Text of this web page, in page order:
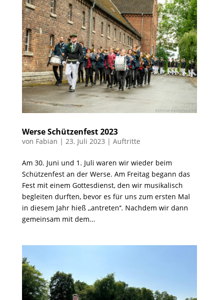
Werse Schützenfest 2023
von Fabian | 23. Juli 2023 | Auftritte
Am 30. Juni und 1. Juli waren wir wieder beim
Schützenfest an der Werse. Am Freitag begann das
Fest mit einem Gottesdienst, den wir musikalisch
begleiten durften, bevor es für uns zum ersten Mal
in diesem Jahr hieß ‚‚antreten‘‘. Nachdem wir dann
gemeinsam mit dem...